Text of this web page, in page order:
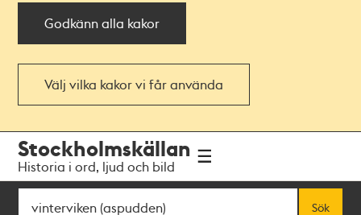
Godkänn alla kakor
Välj vilka kakor vi får använda
navigationen
huvudinnehållet
Stockholmskällan
Historia i ord, ljud och bild
Sök
Sök